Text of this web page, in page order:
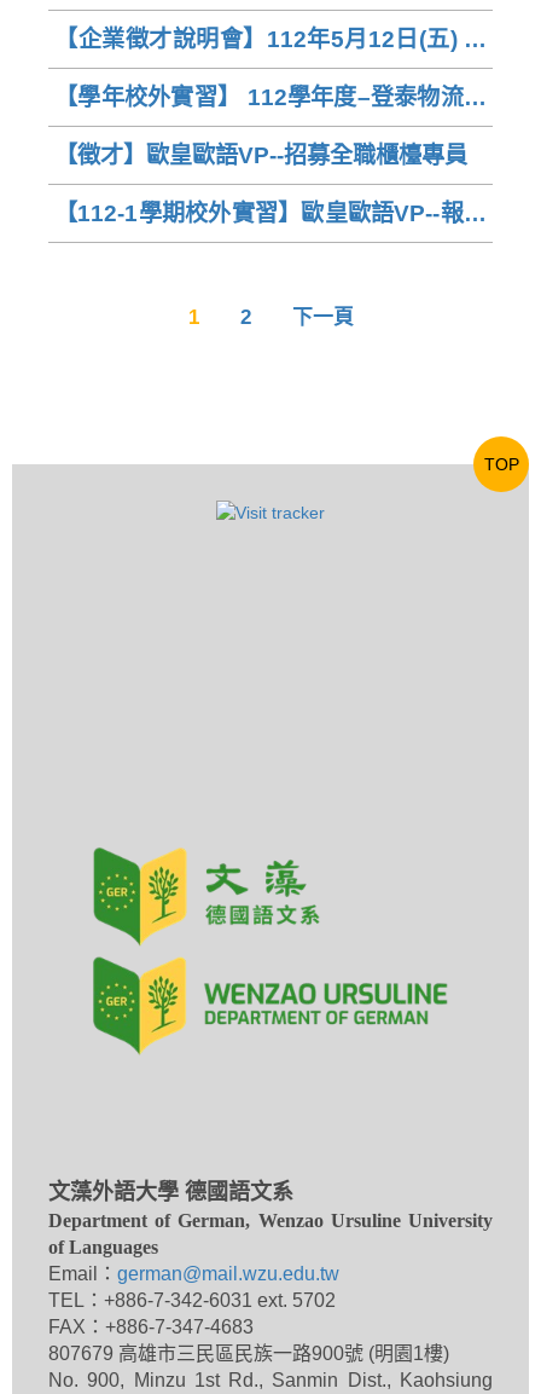
2023- Sep 2024)
【企業徵才說明會】112年5月12日(五) 登
泰國際物流有限公司
【學年校外實習】 112學年度–登泰物流及
萬泰物流股份有限公司 (延長報名至:112年
6月16日前)
【徵才】歐皇歐語VP--招募全職櫃檯專員
【112-1學期校外實習】歐皇歐語VP--報名
截止：112年4月28日(星期五)前
1 2 下一頁
文藻外語大學 德國語文系
Department of German, Wenzao Ursuline University
of Languages
Email： german@mail.wzu.edu.tw
TEL：+886-7-342-6031 ext. 5702
FAX：+886-7-347-4683
807679 高雄市三民區民族一路900號 (明園1樓)
No. 900, Minzu 1st Rd., Sanmin Dist., Kaohsiung
TOP